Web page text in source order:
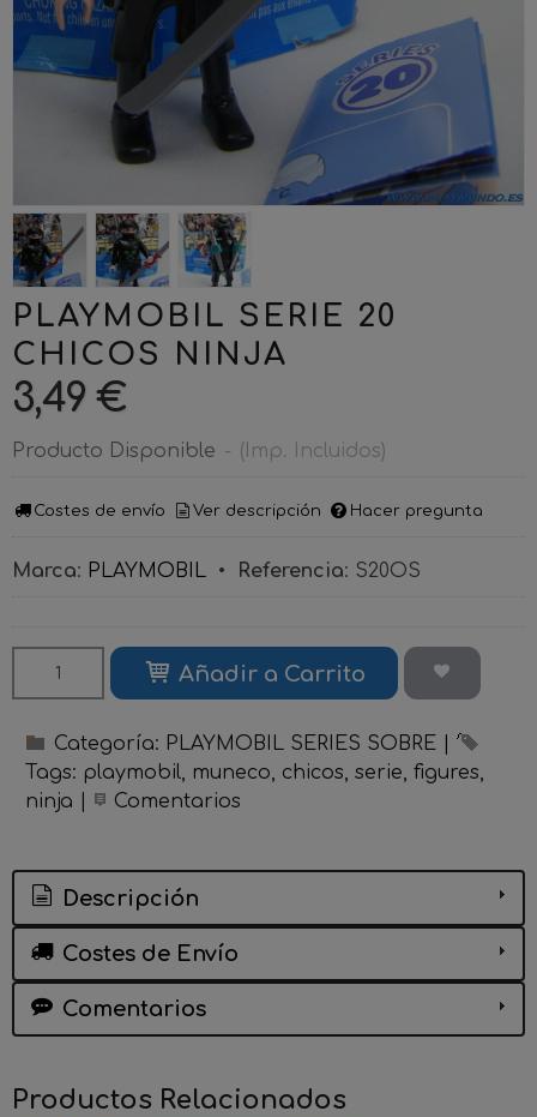
PLAYMOBIL SERIE 20
CHICOS NINJA
3,49 €
Producto Disponible - (Imp. Incluidos)
Costes de envío Ver descripción Hacer pregunta
Marca: PLAYMOBIL • Referencia: S20OS
Añadir a Carrito
Categoría: PLAYMOBIL SERIES SOBRE
Tags: playmobil muneco chicos serie figures
ninja
Comentarios
Descripción
Costes de Envío
Comentarios
Productos Relacionados